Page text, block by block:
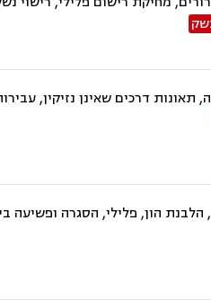
דרכים שאינן נזיקין,
הון, פלילי, הסגרה ופשיעה